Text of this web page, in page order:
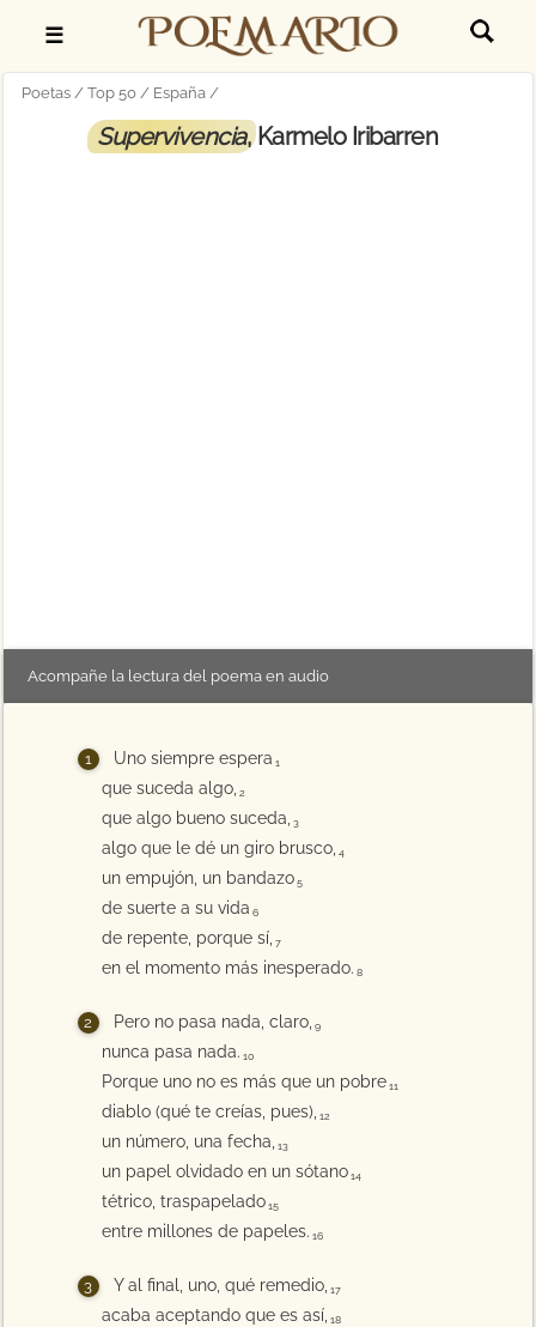
☰
Poetas Top 50 España
Supervivencia, Karmelo Iribarren
Acompañe la lectura del poema en audio
Uno siempre espera 1
que suceda algo, 2
que algo bueno suceda, 3
algo que le dé un giro brusco, 4
un empujón, un bandazo 5
de suerte a su vida 6
de repente, porque sí, 7
en el momento más inesperado. 8
Pero no pasa nada, claro, 9
nunca pasa nada. 10
Porque uno no es más que un pobre 11
diablo (qué te creías, pues), 12
un número, una fecha, 13
un papel olvidado en un sótano 14
tétrico, traspapelado 15
entre millones de papeles. 16
Y al final, uno, qué remedio, 17
acaba aceptando que es así, 18